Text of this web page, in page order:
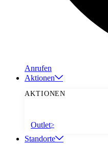
Anrufen
Aktionen
AKTIONEN
Outlet>
Standorte